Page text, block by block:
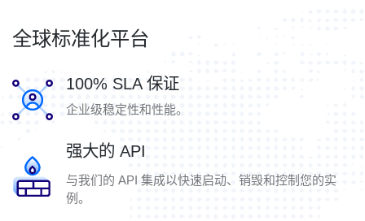
全球标准化平台
100% SLA 保证
企业级稳定性和性能。
强大的 API
与我们的 API 集成以快速启动、销毁和控制您的实
例。